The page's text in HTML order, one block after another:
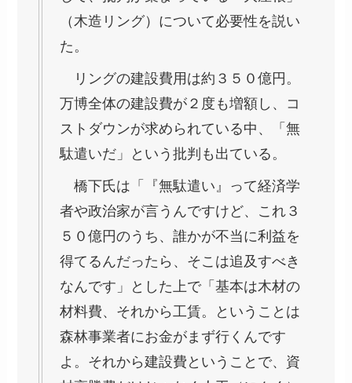
（木造リング）について必要性を説い
た。
リングの建設費用は約３５０億円。
万博全体の建設費が２度も増額し、コ
ストダウンが求められている中、「無
駄遣いだ」という批判も出ている。
橋下氏は「『無駄遣い』って経済学
者や政治家が言うんですけど、これ３
５０億円のうち、誰かが不当に利益を
得てるんだったら、そこは追及すべき
なんです」とした上で「基本は木材の
材料費、それから工賃。ということは
森林事業者にお金がまず行くんです
よ。それから建設費ということで、資